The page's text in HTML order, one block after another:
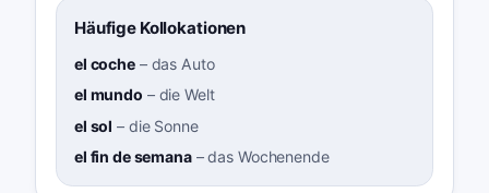
Häufige Kollokationen
el coche– das Auto
el mundo – die Welt
el sol – die Sonne
el fin de semana–das Wochenende